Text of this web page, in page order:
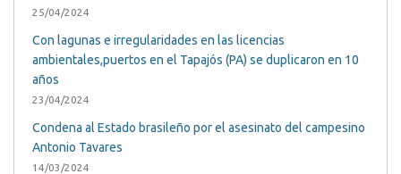
25/04/2024
Con lagunas e irregularidades en las licencias
ambientales,puertos en el Tapajós (PA) se duplicaron en 10
años
23/04/2024
Condena al Estado brasileño por el asesinato del campesino
Antonio Tavares
14/03/2024